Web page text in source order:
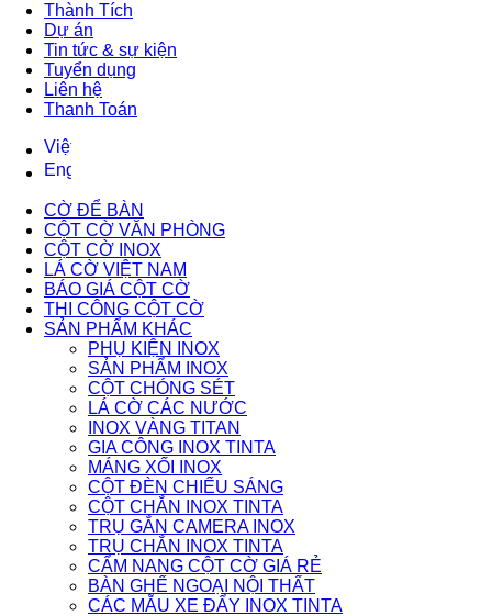
Thành Tích
Dự án
Tin tức & sự kiện
Tuyển dụng
Liên hệ
Thanh Toán
CỜ ĐỂ BÀN
CỘT CỜ VĂN PHÒNG
CỘT CỜ INOX
LÁ CỜ VIỆT NAM
BÁO GIÁ CỘT CỜ
THI CÔNG CỘT CỜ
SẢN PHẨM KHÁC
PHỤ KIỆN INOX
SẢN PHẨM INOX
CỘT CHÓNG SÉT
LÁ CỜ CÁC NƯỚC
INOX VÀNG TITAN
GIA CÔNG INOX TINTA
MÁNG XỐI INOX
CỘT ĐÈN CHIẾU SÁNG
CỘT CHẮN INOX TINTA
TRỤ GẮN CAMERA INOX
TRỤ CHẮN INOX TINTA
CẨM NANG CỘT CỜ GIÁ RẺ
BÀN GHẾ NGOẠI NỘI THẤT
CÁC MẪU XE ĐẨY INOX TINTA